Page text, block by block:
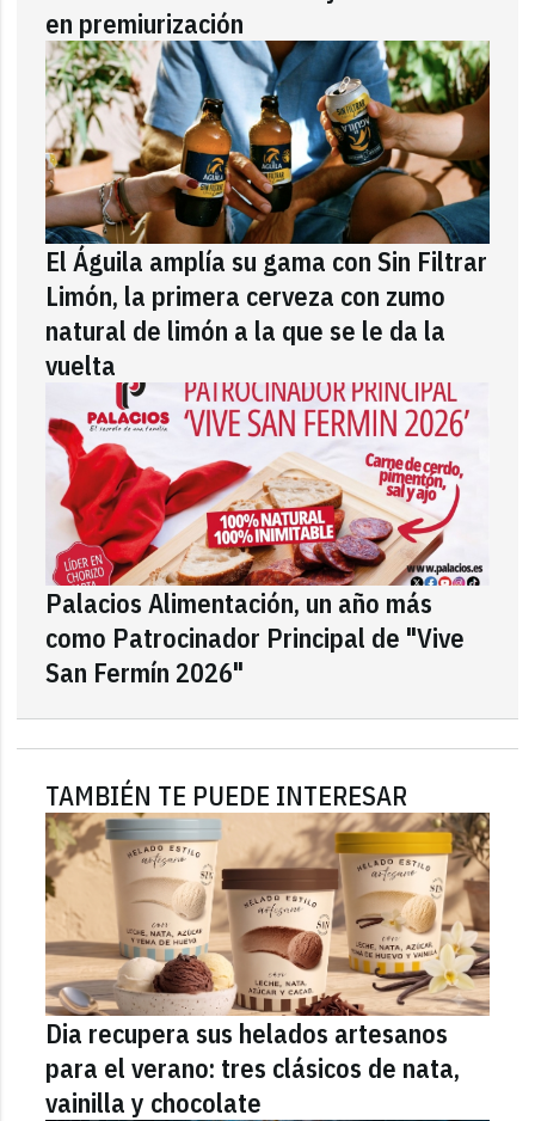
en premiurización
El Águila amplía su gama con Sin Filtrar
Limón, la primera cerveza con zumo
natural de limón a la que se le da la
vuelta
Palacios Alimentación, un año más
como Patrocinador Principal de "Vive
San Fermín 2026"
TAMBIÉN TE PUEDE INTERESAR
Dia recupera sus helados artesanos
para el verano: tres clásicos de nata,
vainilla y chocolate